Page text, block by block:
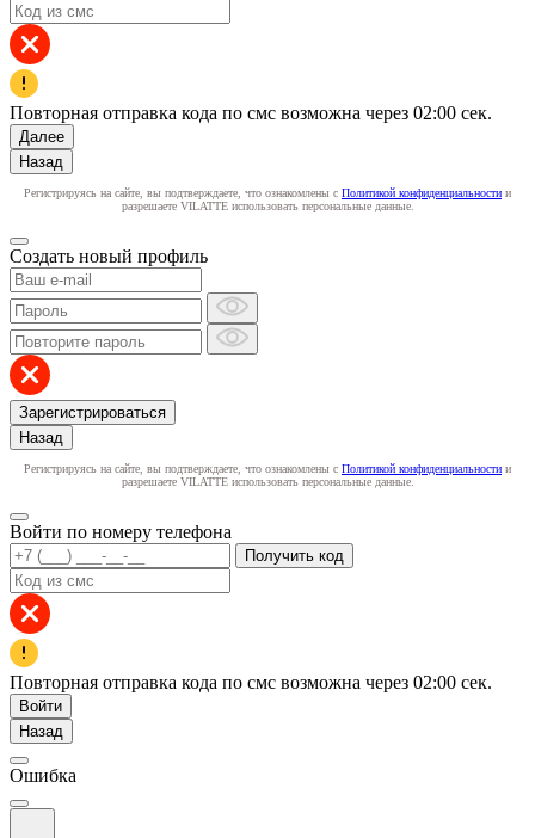
Повторная отправка кода по смс возможна через 02:00 сек.
Далее
Назад
Регистрируясь на сайте, вы подтверждаете, что ознакомлены с Политикой конфиденциальности и
разрешаете VILATTE использовать персональные данные.
Создать новый профиль
Зарегистрироваться
Назад
Регистрируясь на сайте, вы подтверждаете, что ознакомлены с Политикой конфиденциальности и
разрешаете VILATTE использовать персональные данные.
Войти по номеру телефона
Получить код
Повторная отправка кода по смс возможна через 02:00 сек.
Войти
Назад
Ошибка